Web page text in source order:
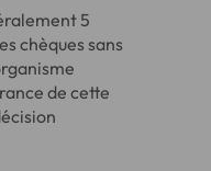
5
chèques sans
de cette